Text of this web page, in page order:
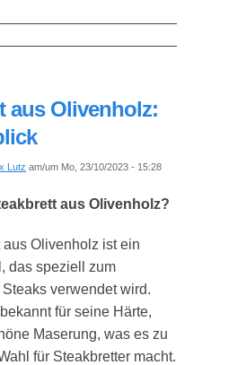
aus Olivenholz:
Lutz am/um Mo, 23/10/2023 - 15:28
aus Olivenholz?
aus Olivenholz ist ein
das speziell zum
verwendet wird.
für seine Härte,
Maserung, was es zu
für Steakbretter macht.